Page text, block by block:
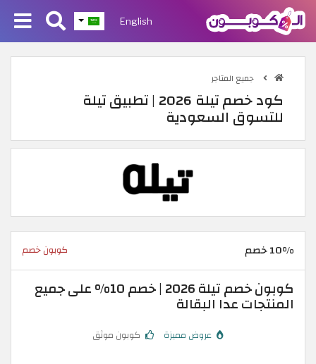
English
جميع المتاجر
كود خصم تيلة 2026 | تطبيق تيلة
للتسوق السعودية
10% خصم كوبون خصم
كوبون خصم تيلة 2026 | خصم 10% على جميع
المنتجات عدا البقالة
عروض مميزة كوبون موثق